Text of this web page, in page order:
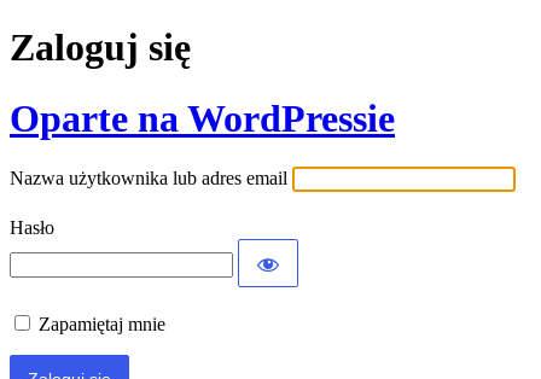
Zaloguj się
Oparte na WordPressie
Nazwa użytkownika lub adres email
Hasło
Zapamiętaj mnie